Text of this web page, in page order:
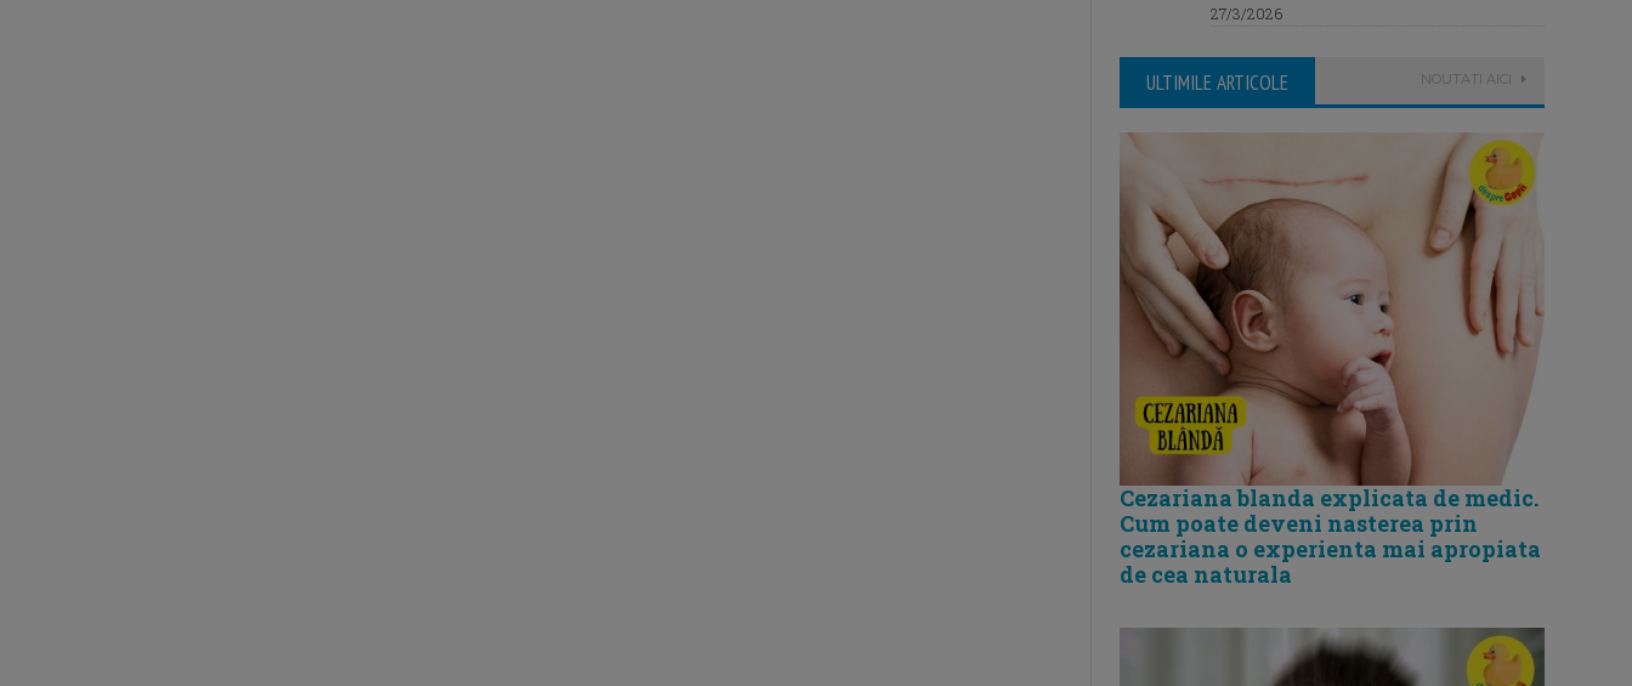
27/3/2026
ULTIMILE ARTICOLE NOUTATI AICI
Cezariana blanda explicata de medic.
Cum poate deveni nasterea prin
cezariana o experienta mai apropiata
de cea naturala